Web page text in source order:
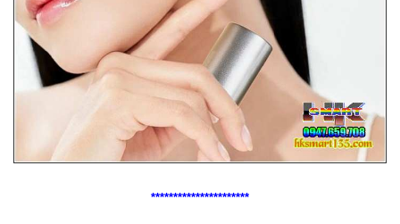
**********************